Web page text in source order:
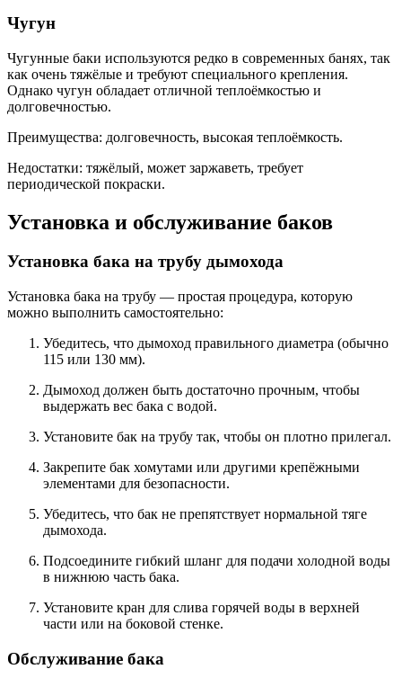
Чугун
Чугунные баки используются редко в современных банях, так
как очень тяжёлые и требуют специального крепления.
Однако чугун обладает отличной теплоёмкостью и
долговечностью.
Преимущества: долговечность, высокая теплоёмкость.
Недостатки: тяжёлый, может заржаветь, требует
периодической покраски.
Установка и обслуживание баков
Установка бака на трубу дымохода
Установка бака на трубу — простая процедура, которую
можно выполнить самостоятельно:
Убедитесь, что дымоход правильного диаметра (обычно
115 или 130 мм).
Дымоход должен быть достаточно прочным, чтобы
выдержать вес бака с водой.
Установите бак на трубу так, чтобы он плотно прилегал.
Закрепите бак хомутами или другими крепёжными
элементами для безопасности.
Убедитесь, что бак не препятствует нормальной тяге
дымохода.
Подсоедините гибкий шланг для подачи холодной воды
в нижнюю часть бака.
Установите кран для слива горячей воды в верхней
части или на боковой стенке.
Обслуживание бака